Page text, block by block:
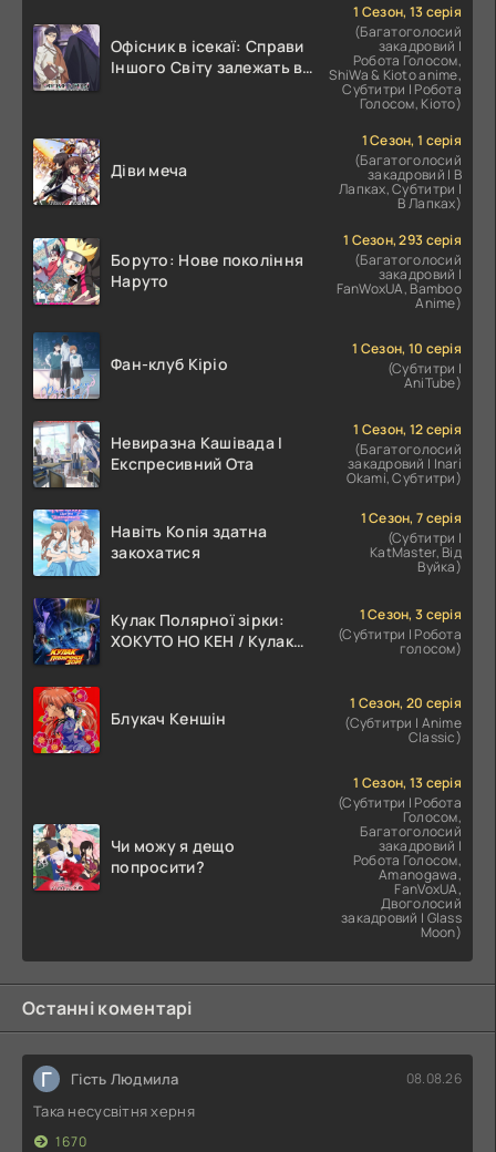
Офісник в ісекаї: Справи
Іншого Світу залежать від
1 Сезон, 13 серія
(Багатоголосий
закадровий |
Робота Голосом,
ShiWa & Kioto anime,
Субтитри | Робота
Голосом, Кіото)
Діви меча
1 Сезон, 1 серія
(Багатоголосий
закадровий | В
Лапках, Субтитри |
В Лапках)
Боруто: Нове покоління
Наруто
1 Сезон, 293 серія
(Багатоголосий
закадровий |
FanWoxUA, Bamboo
Anime)
Фан-клуб Кіріо
1 Сезон, 10 серія
(Субтитри |
AniTube)
Невиразна Кашівада І
Експресивний Ота
1 Сезон, 12 серія
(Багатоголосий
закадровий | Inari
Okami, Субтитри)
Навіть Копія здатна
закохатися
1 Сезон, 7 серія
(Субтитри |
KatMaster, Від
Вуйка)
Кулак Полярної зірки:
ХОКУТО НО КЕН / Кулак
1 Сезон, 3 серія
(Субтитри | Робота
голосом)
Блукач Кеншін
1 Сезон, 20 серія
(Субтитри | Anime
Classic)
Чи можу я дещо
попросити?
1 Сезон, 13 серія
(Субтитри | Робота
Голосом,
Багатоголосий
закадровий |
Робота Голосом,
Amanogawa,
FanVoxUA,
Двоголосий
закадровий | Glass
Moon)
Останні коментарі
Г Гість Людмила 08.08.26
Така несусвітня херня
1670